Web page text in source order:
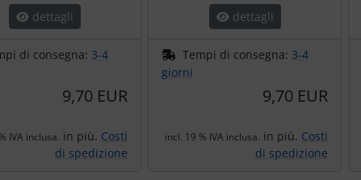
dettagli
di consegna: 3-4
9,70 EUR
IVA inclusa. in più. Costi
di spedizione
dettagli
Tempi di consegna: 3-4
giorni
9,70 EUR
incl. 19 % IVA inclusa. in più. Costi
di spedizione